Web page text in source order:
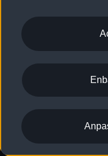
2G/3G nätet stängs
Nyhetsbrev
Vårt
Lediga tjänster
Lediga tjänster hos
Kommentar till
Anpassa inställningar
Visselblåsarkanaler